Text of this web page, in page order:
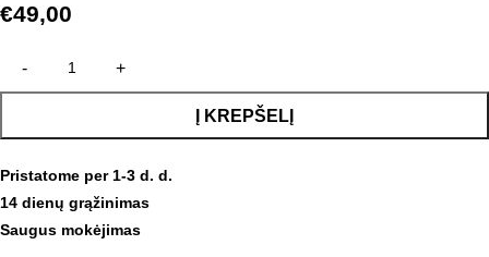
€49,00
Į KREPŠELĮ
Pristatome per 1-3 d. d.
14 dienų grąžinimas
Saugus mokėjimas